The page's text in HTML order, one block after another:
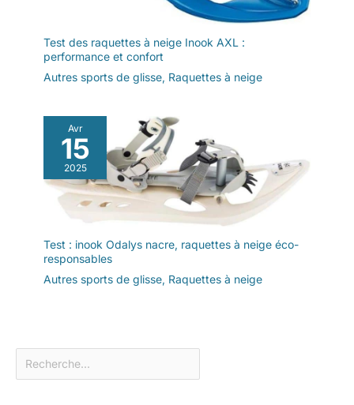
Test des raquettes à neige Inook AXL :
performance et confort
Autres sports de glisse, Raquettes à neige
Avr
15
2025
Test : inook Odalys nacre, raquettes à neige éco-
responsables
Autres sports de glisse, Raquettes à neige